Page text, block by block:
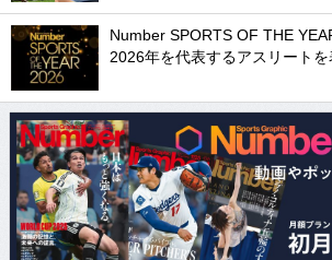
Number SPORTS OF THE
2026年を代表するアスリートを